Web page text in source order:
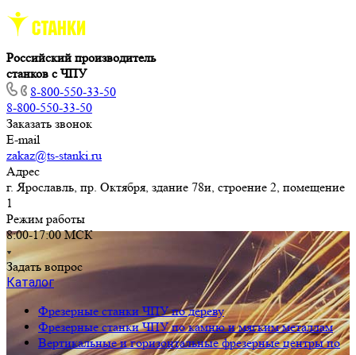
Российский производитель
станков с ЧПУ
8-800-550-33-50
8-800-550-33-50
Заказать звонок
E-mail
zakaz@ts-stanki.ru
Адрес
г. Ярославль, пр. Октября, здание 78и, строение 2, помещение
1
Режим работы
8:00-17:00 МСК
Задать вопрос
Каталог
Фрезерные станки ЧПУ по дереву
Фрезерные станки ЧПУ по камню и мягким металлам
Вертикальные и горизонтальные фрезерные центры по